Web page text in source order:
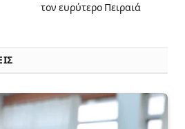
τον ευρύτερο Πειραιά